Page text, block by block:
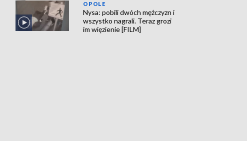
OPOLE
Nysa: pobili dwóch mężczyzn i
wszystko nagrali. Teraz grozi
im więzienie [FILM]